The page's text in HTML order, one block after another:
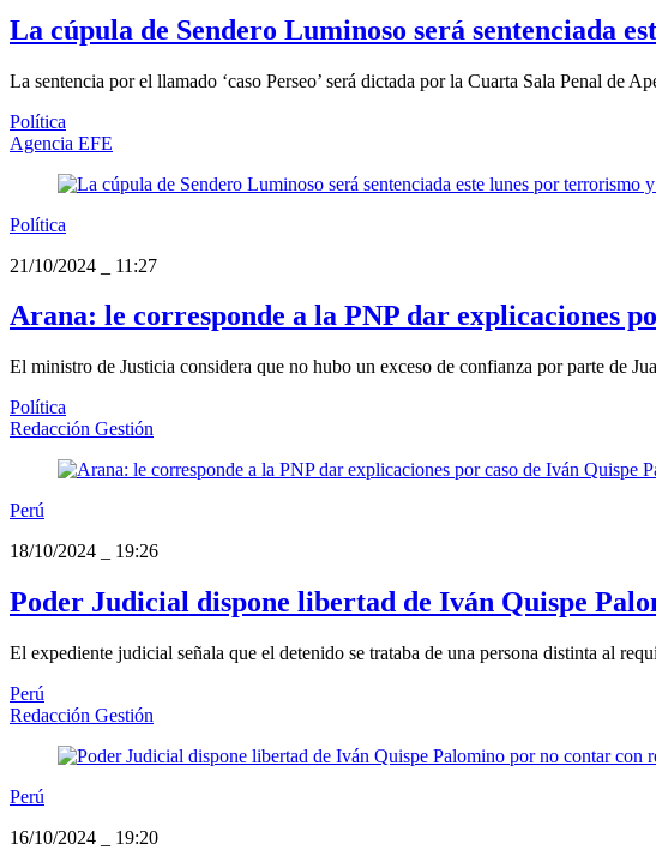
La cúpula de Sendero Luminoso será sentenciada
La sentencia por el llamado ‘caso Perseo’ será dictada por la Cuarta Sala Penal de
Política
Agencia EFE
Política
21/10/2024
11:27
Arana: le corresponde a la PNP dar explicaciones
El ministro de Justicia considera que no hubo un exceso de confianza por parte de
Política
Redacción Gestión
Perú
18/10/2024
19:26
Poder Judicial dispone libertad de Iván Quispe
El expediente judicial señala que el detenido se trataba de una persona distinta al
Perú
Redacción Gestión
Perú
16/10/2024
19:20